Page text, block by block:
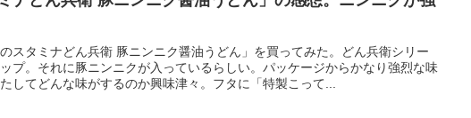
スタミナどん兵衛 豚ニンニク醤油うどん」を買ってみた。どん兵衛シリー
プ。それに豚ニンニクが入っているらしい。パッケージからかなり強烈な味
してどんな味がするのか興味津々。フタに「特製こって...